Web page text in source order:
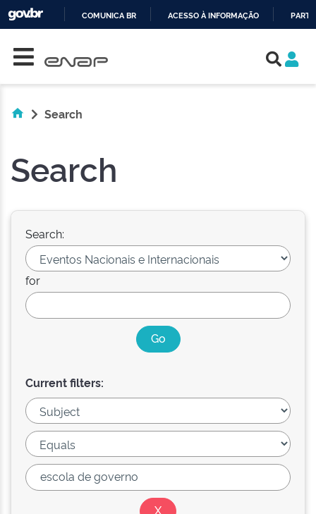
COMUNICA BR ACESSO À INFORMAÇÃO
Search
Search
Search:
for
Current filters: